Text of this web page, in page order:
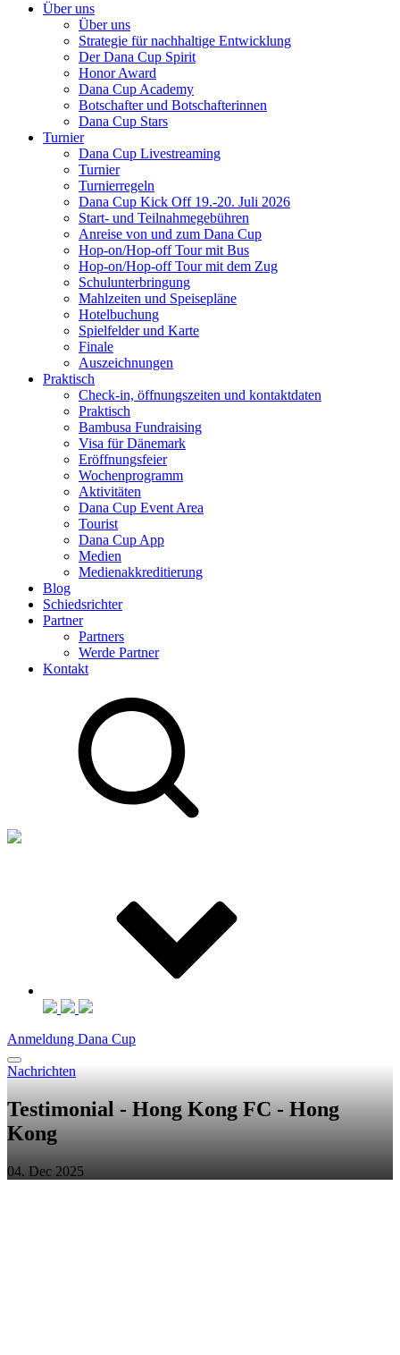
Über uns
Über uns
Strategie für nachhaltige Entwicklung
Der Dana Cup Spirit
Honor Award
Dana Cup Academy
Botschafter und Botschafterinnen
Dana Cup Stars
Turnier
Dana Cup Livestreaming
Turnier
Turnierregeln
Dana Cup Kick Off 19.-20. Juli 2026
Start- und Teilnahmegebühren
Anreise von und zum Dana Cup
Hop-on/Hop-off Tour mit Bus
Hop-on/Hop-off Tour mit dem Zug
Schulunterbringung
Mahlzeiten und Speisepläne
Hotelbuchung
Spielfelder und Karte
Finale
Auszeichnungen
Praktisch
Check-in, öffnungszeiten und kontaktdaten
Praktisch
Bambusa Fundraising
Visa für Dänemark
Eröffnungsfeier
Wochenprogramm
Aktivitäten
Dana Cup Event Area
Tourist
Dana Cup App
Medien
Medienakkreditierung
Blog
Schiedsrichter
Partner
Partners
Werde Partner
Kontakt
Anmeldung Dana Cup
Nachrichten
Testimonial - Hong Kong FC - Hong
Kong
04. Dec 2025